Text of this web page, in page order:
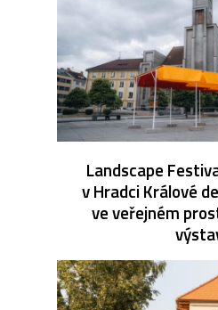
Landscape
v Hradci Králové
ve veřejném